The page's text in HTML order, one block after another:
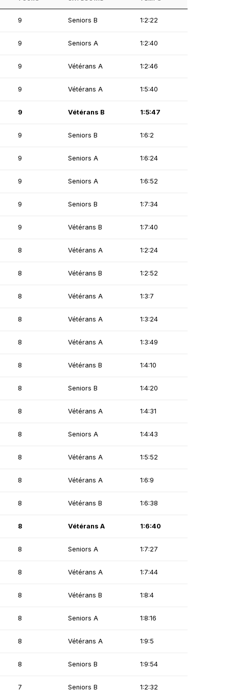
9 Seniors B 1:2:22
9 Seniors A 1:2:40
9 Vétérans A 1:2:46
9 Vétérans A 1:5:40
9 Vétérans B 1:5:47
9 Seniors B 1:6:2
9 Seniors A 1:6:24
9 Seniors A 1:6:52
9 Seniors B 1:7:34
9 Vétérans B 1:7:40
8 Vétérans A 1:2:24
8 Vétérans B 1:2:52
8 Vétérans A 1:3:7
8 Vétérans A 1:3:24
8 Vétérans A 1:3:49
8 Vétérans B 1:4:10
8 Seniors B 1:4:20
8 Vétérans A 1:4:31
8 Seniors A 1:4:43
8 Vétérans A 1:5:52
8 Vétérans A 1:6:9
8 Vétérans B 1:6:38
8 Vétérans A 1:6:40
8 Seniors A 1:7:27
8 Vétérans A 1:7:44
8 Vétérans B 1:8:4
8 Seniors A 1:8:16
8 Vétérans A 1:9:5
8 Seniors B 1:9:54
7 Seniors B 1:2:32